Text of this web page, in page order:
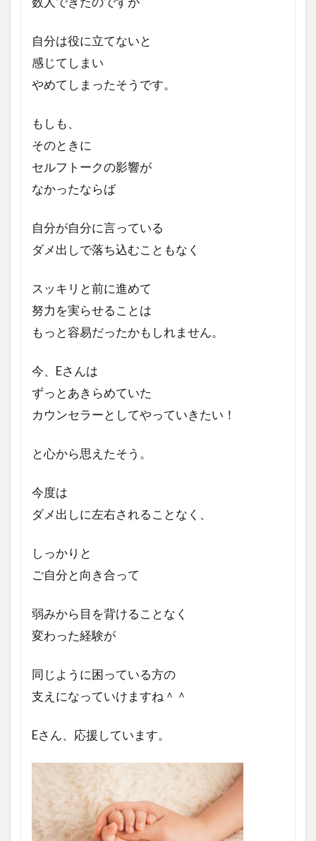
自分は役に立てないと
感じてしまい
やめてしまったそうです。
もしも、
そのときに
セルフトークの影響が
なかったならば
自分が自分に言っている
ダメ出しで落ち込むこともなく
スッキリと前に進めて
努力を実らせることは
もっと容易だったかもしれません。
今、Eさんは
ずっとあきらめていた
カウンセラーとしてやっていきたい！
と心から思えたそう。
今度は
ダメ出しに左右されることなく、
しっかりと
ご自分と向き合って
弱みから目を背けることなく
変わった経験が
同じように困っている方の
支えになっていけますね＾＾
Eさん、応援しています。